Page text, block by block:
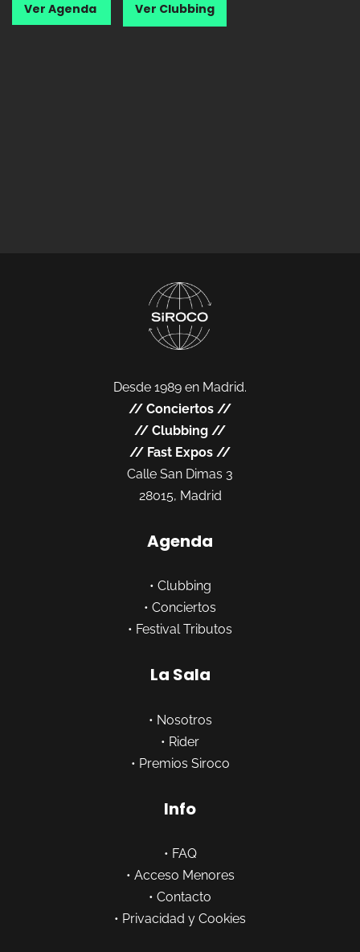
Ver Agenda Ver Clubbing
Desde 1989 en Madrid.
// Conciertos //
// Clubbing //
// Fast Expos //
Calle San Dimas 3
28015, Madrid
Agenda
• Clubbing
• Conciertos
• Festival Tributos
La Sala
• Nosotros
• Rider
• Premios Siroco
Info
• FAQ
• Acceso Menores
• Contacto
• Privacidad y Cookies